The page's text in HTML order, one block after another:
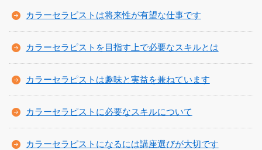
カラーセラピストは将来性が有望な仕事です
カラーセラピストを目指す上で必要なスキルとは
カラーセラピストは趣味と実益を兼ねています
カラーセラピストに必要なスキルについて
カラーセラピストになるには講座選びが大切です